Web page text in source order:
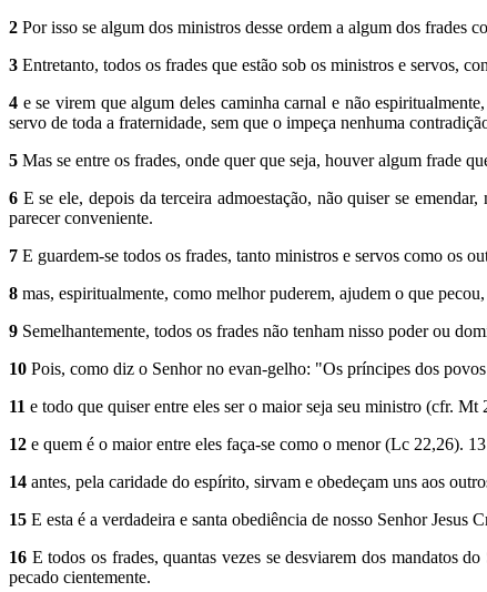
2 Por isso se algum dos ministros desse ordem a algum dos frades
3 Entretanto, todos os frades que estão sob os ministros e servos,
4 e se virem que algum deles caminha carnal e não
servo de toda a fraternidade, sem que o impeça nenhuma
5 Mas se entre os frades, onde quer que seja, houver algum frade
6 E se ele, depois da terceira admoestação, não quiser se
parecer conveniente.
7 E guardem-se todos os frades, tanto ministros e servos como os
8 mas, espiritualmente, como melhor puderem, ajudem o que
9 Semelhantemente, todos os frades não tenham nisso poder ou
10 Pois, como diz o Senhor no evan-gelho: "Os príncipes dos
11 e todo que quiser entre eles ser o maior seja seu ministro (cfr. Mt
12 e quem é o maior entre eles faça-se como o menor (Lc 22,26).
14 antes, pela caridade do espírito, sirvam e obedeçam uns aos
15 E esta é a verdadeira e santa obediência de nosso Senhor Jesus
16 E todos os frades, quantas vezes se desviarem dos mandatos
pecado cientemente.